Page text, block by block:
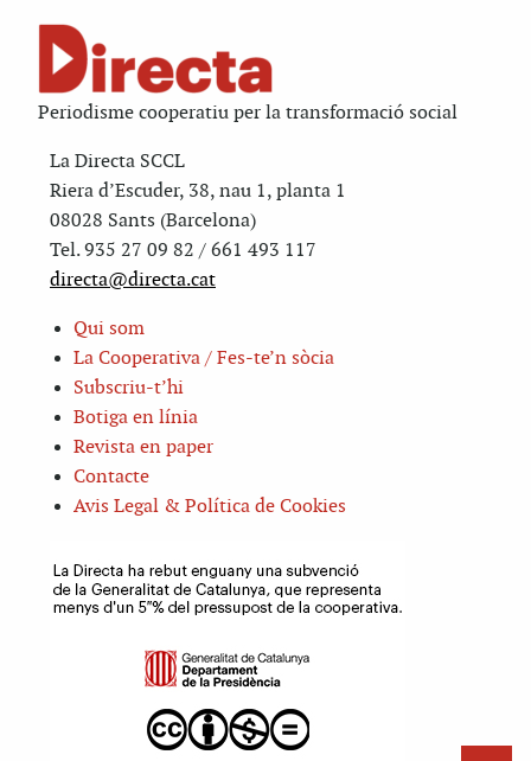
Periodisme cooperatiu per la transformació social
La Directa SCCL
Riera d’Escuder, 38, nau 1, planta 1
08028 Sants (Barcelona)
Tel. 935 27 09 82 / 661 493 117
directa@directa.cat
Qui som
La Cooperativa / Fes-te’n sòcia
Subscriu-t’hi
Botiga en línia
Revista en paper
Contacte
Avis Legal & Política de Cookies